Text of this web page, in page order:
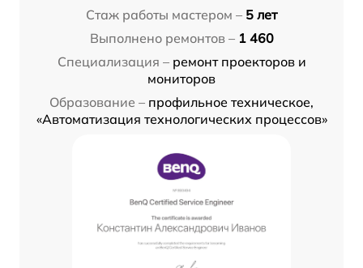
Стаж работы мастером – 5 лет
Выполнено ремонтов – 1 460
Специализация – ремонт проекторов и
мониторов
Образование – профильное техническое,
«Автоматизация технологических процессов»